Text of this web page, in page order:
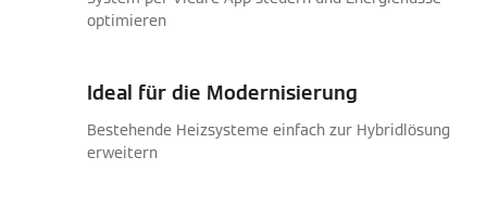
optimieren
Ideal für die Modernisierung
Bestehende Heizsysteme einfach zur Hybridlösung
erweitern